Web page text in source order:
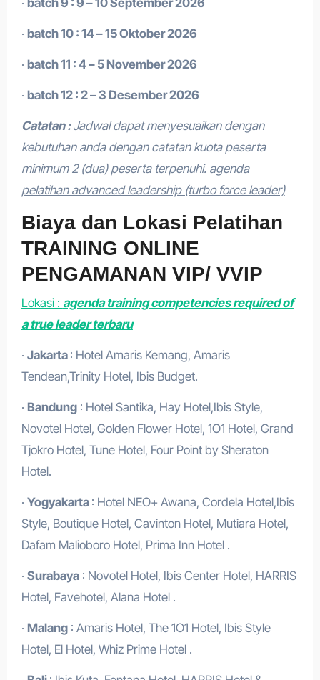
· batch 9 : 9 – 10 September 2026
· batch 10 : 14 – 15 Oktober 2026
· batch 11 : 4 – 5 November 2026
· batch 12 : 2 – 3 Desember 2026
Catatan :Jadwal dapat menyesuaikan dengan
kebutuhan anda dengan catatan kuota peserta
minimum 2 (dua) peserta terpenuhi. agenda
pelatihan advanced leadership (turbo force leader)
Biaya dan Lokasi Pelatihan
TRAINING ONLINE
PENGAMANAN VIP/ VVIP
Lokasi : agenda training competencies required of
a true leader terbaru
· Jakarta : Hotel Amaris Kemang, Amaris
Tendean,Trinity Hotel, Ibis Budget.
· Bandung: Hotel Santika, Hay Hotel,Ibis Style,
Novotel Hotel, Golden Flower Hotel, 1O1 Hotel, Grand
Tjokro Hotel, Tune Hotel, Four Point by Sheraton
Hotel.
· Yogyakarta : Hotel NEO+ Awana, Cordela Hotel,Ibis
Style, Boutique Hotel, Cavinton Hotel, Mutiara Hotel,
Dafam Malioboro Hotel, Prima Inn Hotel .
· Surabaya: Novotel Hotel, Ibis Center Hotel, HARRIS
Hotel, Favehotel, Alana Hotel .
· Malang: Amaris Hotel, The 1O1 Hotel, Ibis Style
Hotel, El Hotel, Whiz Prime Hotel .